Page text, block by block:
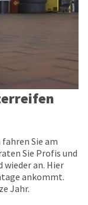
Sie am
Sie Profis und
an. Hier
ankommt.
Jahr.